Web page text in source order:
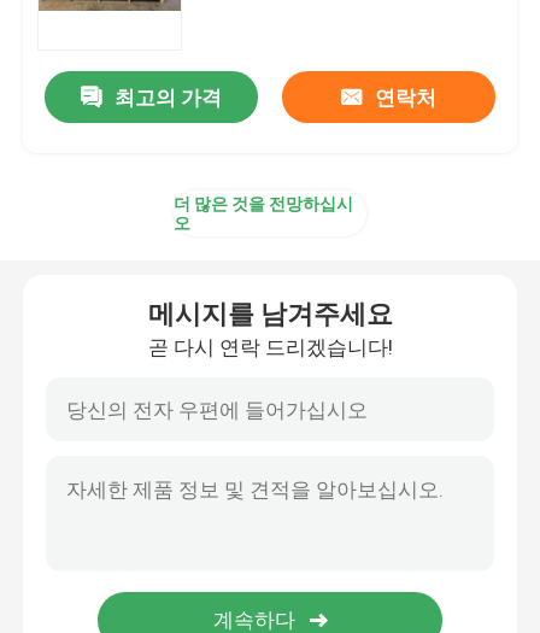
자동화된 피깅 시스템
회전 로브 펌프
최고의 가격 연락처
더 많은 것을 전망하십시
오
메시지를 남겨주세요
곧 다시 연락 드리겠습니다!